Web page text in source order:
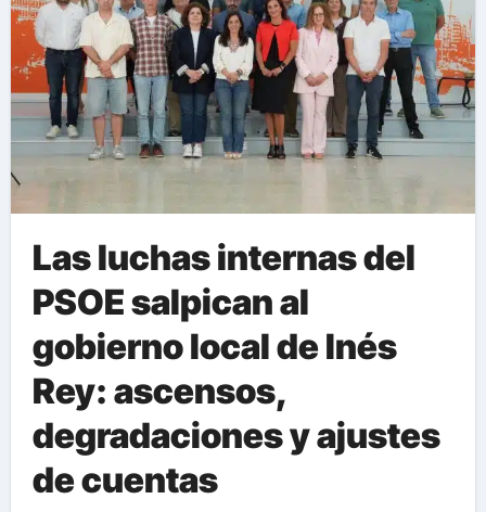
Las luchas internas del
PSOE salpican al
gobierno local de Inés
Rey: ascensos,
degradaciones y ajustes
de cuentas